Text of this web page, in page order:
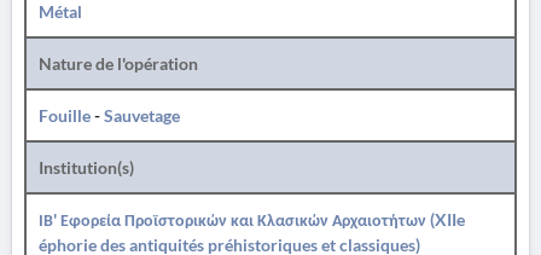
Métal
Nature de l'opération
Fouille-Sauvetage
Institution(s)
ΙΒ' Εφορεία Προϊστορικών και Κλασικών Αρχαιοτήτων (XIIe
éphorie des antiquités préhistoriques et classiques)